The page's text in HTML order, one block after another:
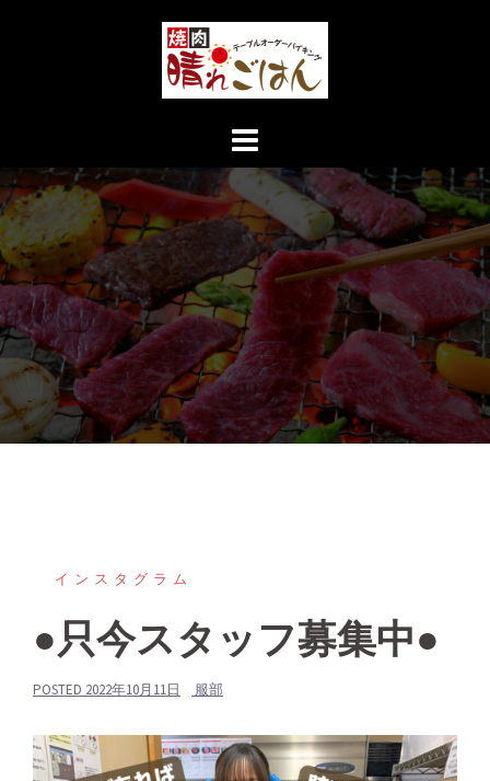
ス
キ
ッ
プ
インスタグラム
●只今スタッフ募集中●
POSTED 2022年10月11日 服部